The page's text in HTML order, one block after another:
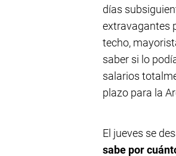
días
extravagantes
techo,
saber si lo
salarios
plazo para la
El jueves se
sabe por